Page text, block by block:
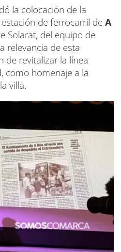
la colocación de la
de ferrocarril deA
Solarat, del equipo de
relevancia de esta
de revitalizar la línea
como homenaje a la
villa.